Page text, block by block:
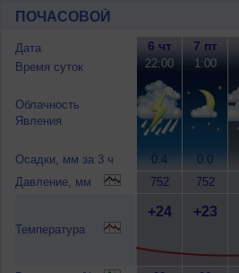
ПОЧАСОВОЙ
Дата
Время суток
Облачность
Явления
Осадки, мм за 3 ч
Давление, мм
Температура
6 чт
22:00
0.4
752
+24
7 пт
1:00
0.0
752
+23